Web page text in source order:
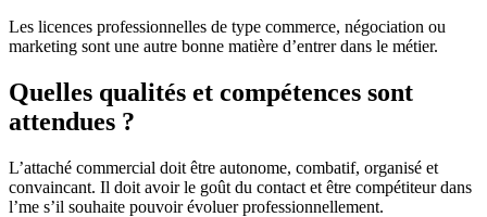
Les licences professionnelles de type commerce, négociation ou
marketing sont une autre bonne matière d’entrer dans le métier.
Quelles qualités et compétences sont
attendues ?
L’attaché commercial doit être autonome, combatif, organisé et
convaincant. Il doit avoir le goût du contact et être compétiteur dans
l’me s’il souhaite pouvoir évoluer professionnellement.